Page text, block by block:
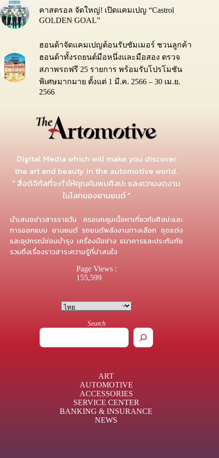
คาสตรอล จัดใหญ่! เปิดแคมเปญ “Castrol
GOLDEN GOAL”
ฮอนด้าจัดแคมเปญต้อนรับซัมเมอร์ ชวนลูกค้า
ฮอนด้าทั้งรถยนต์มือหนึ่งและมือสอง ตรวจ
สภาพรถฟรี 25 รายการ พร้อมรับโปรโมชัน
พิเศษมากมาย ตั้งแต่ 1 มี.ค. 2566 – 30 เม.ย.
2566
Digital Media which will make you discover
the art and beauty in the automotive world.
" สื่อดิจิทัลที่จะทำให้คุณค้นพบศิลปะ และความงดงาม
ในโลกของยานยนต์ "
นำเสนอข่าวสารรายวัน ครอบคลุมเนื้อหาเกี่ยวกับศิลปะและ
การออกแบบ ยานยนต์ รถยนต์พลังงานทางเลือก ชุดแต่ง
และอุปกรณ์ซ่อมบำรุง เครื่องมือช่าง ธนาคารและประกันภัย
รวมถึงเรื่องราวสาระความรู้ที่น่าสนใจ
Page Views :
155,599
Search
ART
AUTOMOTIVE
ACCESSORIES
SERVICE CENTER
BANKING & INSURANCE
NEWS